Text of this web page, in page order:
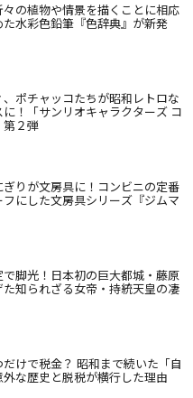
々の植物や情景を描くことに相応
た水彩色鉛筆『色辞典』が新発
ポチャッコたちが昭和レトロな
に！「サンリオキャラクターズ コ
第２弾
ぎりが文房具に！コンビニの定番
にした文房具シリーズ『ジムマ
脚光！日本初の巨大都城・藤原
知られざる女帝・持統天皇の凄
けで税金？ 昭和まで続いた「自
な歴史と脱税が横行した理由